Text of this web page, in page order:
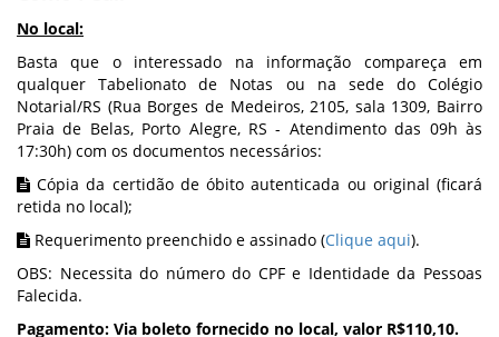
No local:
Basta que o interessado na informação compareça em
qualquer Tabelionato de Notas ou na sede do Colégio
Notarial/RS (Rua Borges de Medeiros, 2105, sala 1309, Bairro
Praia de Belas, Porto Alegre, RS - Atendimento das 09h às
17:30h) com os documentos necessários:
Cópia da certidão de óbito autenticada ou original (ficará
retida no local);
Requerimento preenchido e assinado (Clique aqui).
OBS: Necessita do número do CPF e Identidade da Pessoas
Falecida.
Pagamento: Via boleto fornecido no local, valor R$110,10.